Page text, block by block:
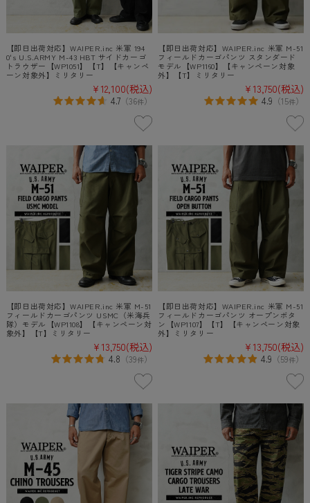
【即日出荷対応】WAIPER.inc 米軍 194
0's U.S.ARMY M-43 HBT サイドカーゴ
トラウザー【WP1051】【T】【キャンペ
ーン対象外】ミリタリー
¥12,100(税込)
4.7（36件）
【即日出荷対応】WAIPER.inc 米軍 M-51
フィールドカーゴパンツ スタンダード
モデル【WP1160】【キャンペーン対象
外】【T】ミリタリー
¥13,750(税込)
4.9 （15件）
【即日出荷対応】WAIPER.inc 米軍 M-51
フィールドカーゴパンツ USMC（米海兵
隊）モデル【WP1108】【キャンペーン対
象外】【T】ミリタリー
¥13,750(税込)
4.8 （39件）
【即日出荷対応】WAIPER.inc 米軍 M-51
フィールドカーゴパンツ オープンボタ
ン【WP1107】【T】【キャンペーン対象
外】ミリタリー
¥13,750(税込)
4.9 （59件）